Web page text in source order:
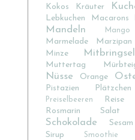
Kokos
Kräuter
Lebkuchen Macarons
Mandeln Mango
Marmelade
Marzipan
Minze
Mitbringsel
Muttertag
Nüsse Orange
Pistazien Plätzchen
Preiselbeeren
Reise
Rosmarin
Salat
Schokolade
Sesam
Sirup
Smoothie